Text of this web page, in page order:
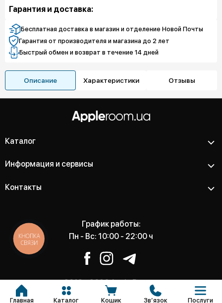
Гарантия и доставка:
Бесплатная доставка в магазин и отделение Новой Почты
Гарантия от производителя и магазина до 2 лет
Быстрый обмен и возврат в течение 14 дней
Описание Характеристики Отзывы
Каталог
Информация и сервисы
Контакты
График работы:
Пн - Вс: 10:00 - 22:00 ч
2012 - 2026 Apple Room -
Магазин и сервисный центр
Главная Каталог Кошик Звʼязок Послуги
КНОПКА
СВЯЗИ